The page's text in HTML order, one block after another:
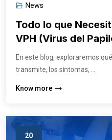
News
Todo lo que
VPH (Virus del
En este blog, exploraremos
transmite, los síntomas, ...
Know more
20